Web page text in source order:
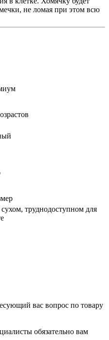
не ломая при этом всю
труднодоступном для
вас вопрос по товару
обязательно вам